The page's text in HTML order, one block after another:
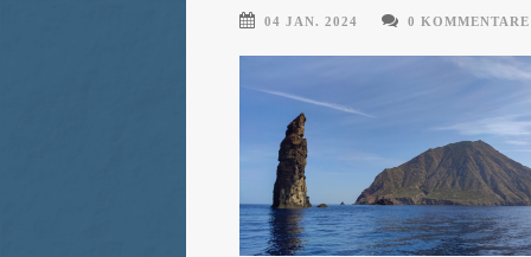
04 JAN. 2024 0 KOMMENTARE